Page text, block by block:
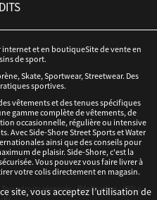
et en boutiqueSite de vente en
de sport.
Skate, Sportwear, Streetwear. Des
sportives.
vêtements et des tenues spécifiques
gamme complète de vêtements, de
occasionnelle, régulière ou intensive
Avec Side-Shore Street Sports et Water
ainsi que des conseils pour
de plaisir. Side-Shore, c'est la
Vous pouvez vous faire livrer à
votre colis directement en magasin.
droits réservés - Réalisation :iD3ix
site, vous acceptez l’utilisation de